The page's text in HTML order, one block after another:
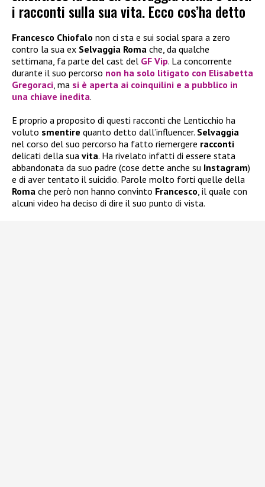
i racconti sulla sua vita. Ecco cos’ha detto
Francesco Chiofalo non ci sta e sui social spara a zero
contro la sua ex Selvaggia Roma che, da qualche
settimana, fa parte del cast del GF Vip. La concorrente
durante il suo percorso non ha solo litigato con Elisabetta
Gregoraci, ma si è aperta ai coinquilini e a pubblico in
una chiave inedita.
E proprio a proposito di questi racconti che Lenticchio ha
voluto smentire quanto detto dall’influencer. Selvaggia
nel corso del suo percorso ha fatto riemergere racconti
delicati della sua vita. Ha rivelato infatti di essere stata
abbandonata da suo padre (cose dette anche su Instagram)
e di aver tentato il suicidio. Parole molto forti quelle della
Roma che però non hanno convinto Francesco, il quale con
alcuni video ha deciso di dire il suo punto di vista.